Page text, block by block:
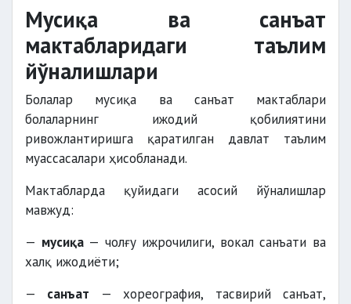
Мусиқа ва санъат
мактабларидаги таълим
йўналишлари
Болалар мусиқа ва санъат мактаблари
болаларнинг ижодий қобилиятини
ривожлантиришга қаратилган давлат таълим
муассасалари ҳисобланади.
Мактабларда қуйидаги асосий йўналишлар
мавжуд:
— мусиқа— чолғу ижрочилиги, вокал санъати ва
халқ ижодиёти;
— санъат — хореография, тасвирий санъат,